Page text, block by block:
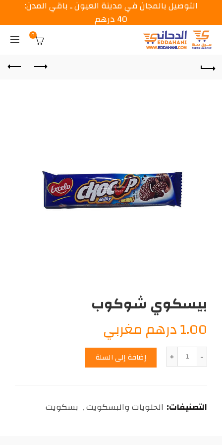
0
بيسكوي شوكوب
1.00درهم مغربي
الكمية إضافة إلى السلة
التصنيفات: الحلويات والبسكويت, بسكويت
التوصيل بالمجان في مدينة العيون ـ باقي المدن:
40 درهم